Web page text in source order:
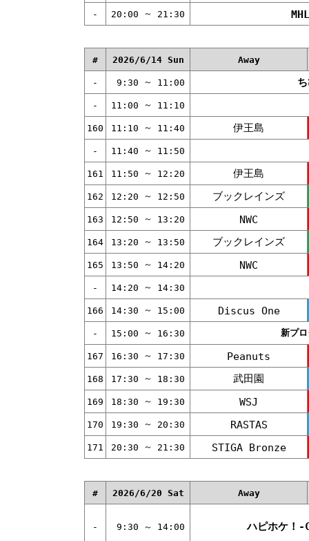
- 20:00 ～ 21:30
# 2026/6/14 Sun Away
- 9:30 ～ 11:00
- 11:00 ～ 11:10
160 11:10 ～ 11:40 伊王島
- 11:40 ～ 11:50
161 11:50 ～ 12:20 伊王島
162 12:20 ～ 12:50 ブックレインズ
163 12:50 ～ 13:20 NWC
164 13:20 ～ 13:50 ブックレインズ
165 13:50 ～ 14:20 NWC
- 14:20 ～ 14:30
166 14:30 ～ 15:00 Discus One
- 15:00 ～ 16:30 新プ
167 16:30 ～ 17:30 Peanuts
168 17:30 ～ 18:30 武田園
169 18:30 ～ 19:30 WSJ
170 19:30 ～ 20:30 RASTAS
171 20:30 ～ 21:30 STIGA Bronze
# 2026/6/20 Sat Away
- 9:30 ～ 14:00 ハピホケ！